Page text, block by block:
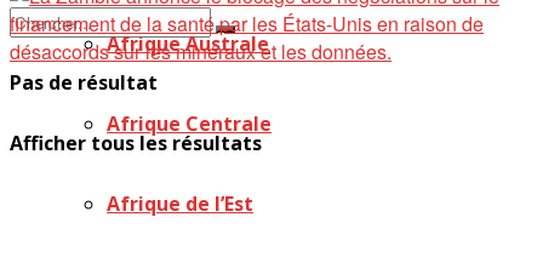
Pas de résultat
Afficher tous les résultats
Afrique Australe
Afrique Centrale
Afrique de l’Est